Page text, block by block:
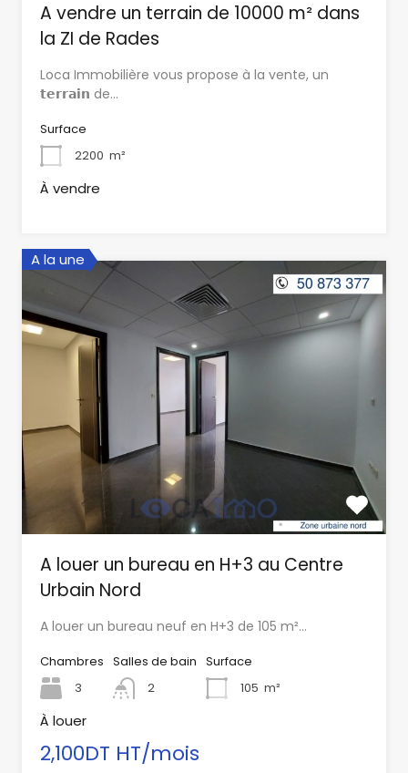
A vendre un terrain de 10000 m² dans
la ZI de Rades
Loca Immobilière vous propose à la vente, un
𝘁𝗲𝗿𝗿𝗮𝗶𝗻 de…
Surface
2200 m²
À vendre
A la une
A louer un bureau en H+3 au Centre
Urbain Nord
A louer un bureau neuf en H+3 de 105 m²…
Chambres
3
Salles de bain
2
Surface
105 m²
À louer
2,100DT HT/mois